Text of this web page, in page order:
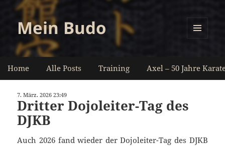
Mein Budo
Home Alle Posts Training Axel – 50 Jahre
7. März. 2026 23:49
Dritter Dojoleiter-Tag des
DJKB
Auch 2026 fand wieder der Dojoleiter-Tag des DJKB